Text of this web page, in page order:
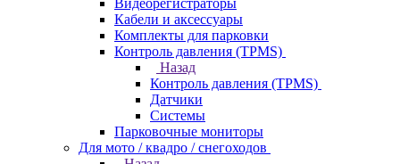
Видеорегистраторы
Кабели и аксессуары
Комплекты для парковки
Контроль давления (TPMS)
Назад
Контроль давления (TPMS)
Датчики
Системы
Парковочные мониторы
Для мото / квадро / снегоходов